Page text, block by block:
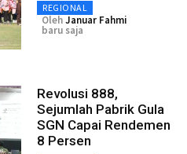
REGIONAL
OlehJanuar Fahmi
baru saja
Revolusi 888,
Sejumlah Pabrik Gula
SGN Capai Rendemen
8 Persen